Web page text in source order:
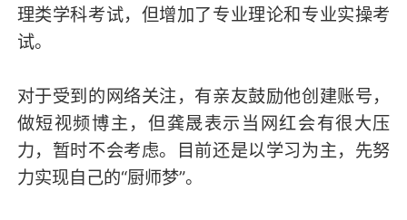
理类学科考试，但增加了专业理论和专业实操考
试。
对于受到的网络关注，有亲友鼓励他创建账号，
做短视频博主，但龚晟表示当网红会有很大压
力，暂时不会考虑。目前还是以学习为主，先努
力实现自己的“厨师梦”。